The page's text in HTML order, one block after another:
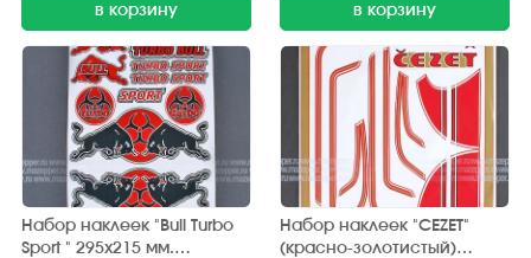
в корзину в корзину
Набор наклеек "Bull Turbo
Sport " 295х215 мм.
Набор наклеек "CEZET"
(красно-золотистый)